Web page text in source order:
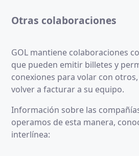
Otras colaboraciones
GOL mantiene colaboraciones
que pueden emitir billetes y
conexiones para volar con
volver a facturar a su equipo.
Información sobre las
operamos de esta manera,
interlínea: